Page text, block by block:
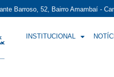
Barroso, 52, Bairro Amambaí -
INSTITUCIONAL